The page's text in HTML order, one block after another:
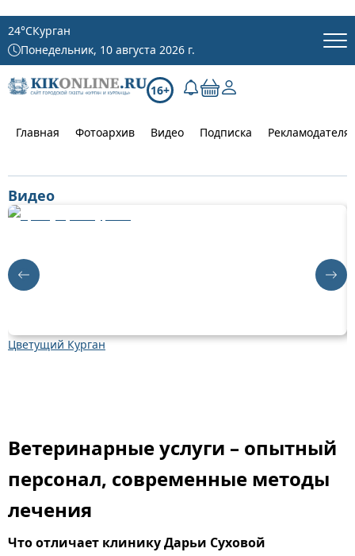
24°CКурган
Понедельник, 10 августа 2026 г.
16+
Главная Фотоархив Видео Подписка
Видео
Цветущий Курган
Ветеринарные услуги – опытный
персонал, современные методы
лечения
Что отличает клинику Дарьи Суховой